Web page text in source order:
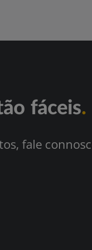
fáceis.
fale